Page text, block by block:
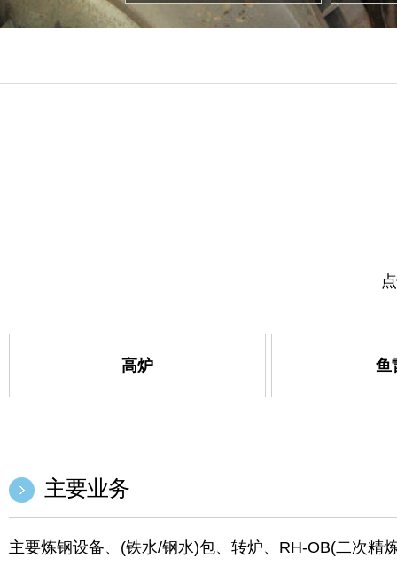
高炉 鱼
主要业务
主要炼钢设备、(铁水/钢水)包、转炉、RH-OB(二次精